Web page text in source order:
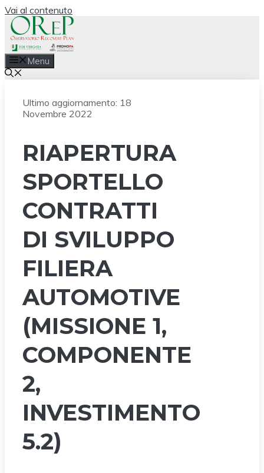
Vai al contenuto
Menu
Ultimo aggiornamento: 18
Novembre 2022
RIAPERTURA
SPORTELLO
CONTRATTI
DI SVILUPPO
FILIERA
AUTOMOTIVE
(MISSIONE 1,
COMPONENTE
2,
INVESTIMENTO
5.2)